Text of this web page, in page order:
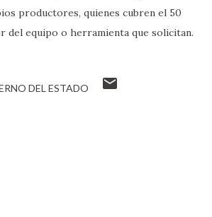
productores, quienes cubren el 50
del equipo o herramienta que solicitan.
DEL ESTADO